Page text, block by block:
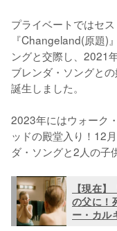
プライベートではセ
『Changeland(原題)
ングと交際し、2021
ブレンダ・ソングと
誕生しました。
2023年にはウォーク
ッドの殿堂入り！12
ダ・ソングと2人の子
【現在
の父に！
ー・カル